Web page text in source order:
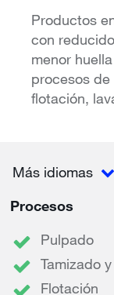
Productos
con
menor
procesos
flotación,
Más idiomas
Procesos
Pulpado
Tamizado
Flotación